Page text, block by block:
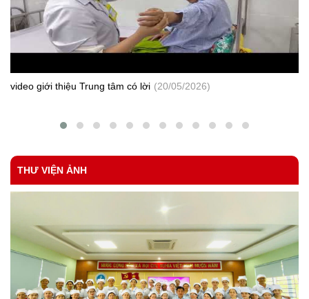
183/TTYTBS-KD
Tăng cường thực hiện tốt các quy định về quản lý sử dụng thuốc
gây nghiện, thuốc hướng tâm thần và tiền chất dùng làm thuốc
theo quy định tại Thông tư số 20/2017/TT-BYT ngày 10/05/2017
của Bộ Y tế
Tăng cường công tác khám chữa bệnh và phòng, chống dịch
bệnh sau Tết và mùa Lễ hội
cho cán bộ làm công tác phòng, chống HIV/ AIDS tại xã, phường,
video giới thiệu Trung tâm có lời (20/05/2026)
THƯ VIỆN ẢNH